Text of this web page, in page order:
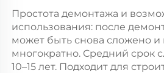
Простота демонтажа и
использования: после
может быть снова сложено и
многократно. Средний срок
10–15 лет. Подходит для